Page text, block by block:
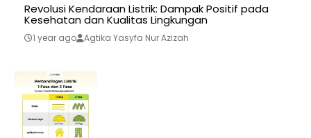
Revolusi Kendaraan Listrik: Dampak Positif pada
Kesehatan dan Kualitas Lingkungan
1 year ago Agtika Yasyfa Nur Azizah